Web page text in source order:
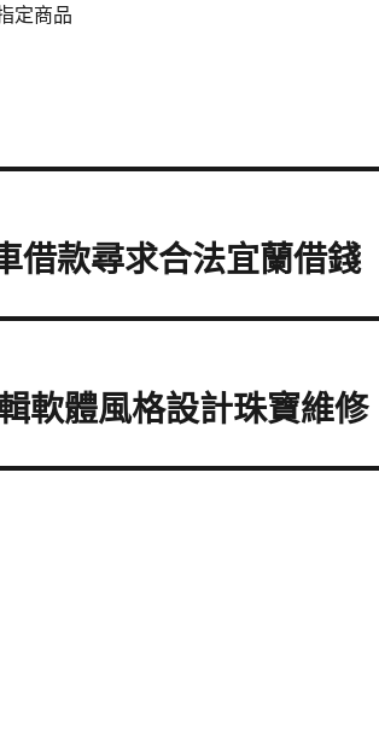
定商品
借款尋求合法宜蘭借錢
軟體風格設計珠寶維修